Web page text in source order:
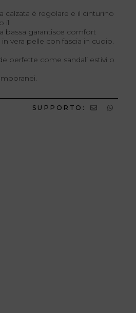
calzata è regolare e il cinturino
il
bassa garantisce comfort
vera pelle con fascia in cuoio.
perfette come sandali estivi o
SUPPORTO: